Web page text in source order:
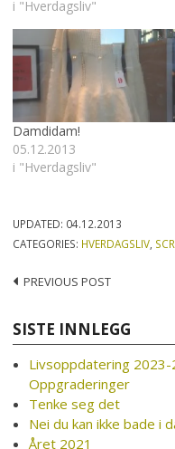
i "Hverdagsliv"
Damdidam!
05.12.2013
i "Hverdagsliv"
UPDATED: 04.12.2013
CATEGORIES: HVERDAGSLIV
Post
PREVIOUS POST
SISTE INNLEGG
Livsoppdatering
Oppgraderinger
Tenke seg det
Nei du kan ikke bade i
Året 2021